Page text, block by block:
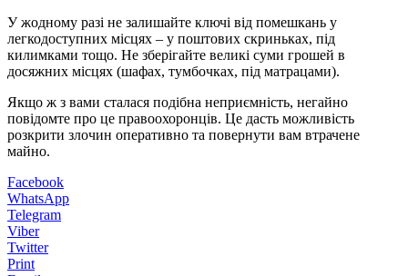
У жодному разі не залишайте ключі від помешкань у
легкодоступних місцях – у поштових скриньках, під
килимками тощо. Не зберігайте великі суми грошей в
досяжних місцях (шафах, тумбочках, під матрацами).
Якщо ж з вами сталася подібна неприємність, негайно
повідомте про це правоохоронців. Це дасть можливість
розкрити злочин оперативно та повернути вам втрачене
майно.
Facebook
WhatsApp
Telegram
Viber
Twitter
Print